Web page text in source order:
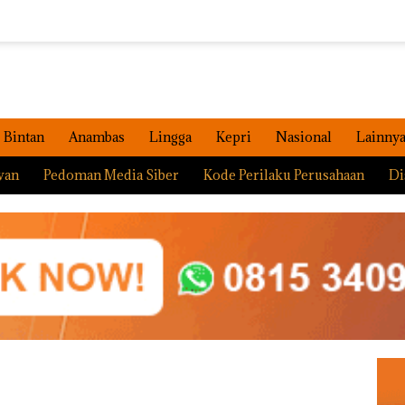
Bintan Anambas Lingga Kepri Nasional Lainnya
Pedoman Media Siber Kode Perilaku Perusahaan